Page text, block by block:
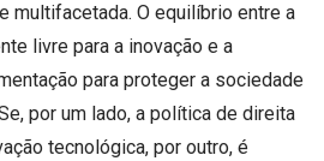
multifacetada. O equilíbrio entre a
livre para a inovação e a
para proteger a sociedade
por um lado, a política de direita
tecnológica, por outro, é